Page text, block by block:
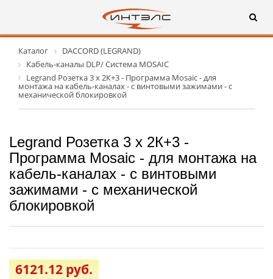
Каталог
DACCORD (LEGRAND)
Кабель-каналы DLP/ Система MOSAIC
Legrand Розетка 3 х 2К+3 - Программа Mosaic - для
монтажа на кабель-каналах - с винтовыми зажимами - с
механической блокировкой
Legrand Розетка 3 х 2К+3 -
Программа Mosaic - для монтажа на
кабель-каналах - с винтовыми
зажимами - с механической
блокировкой
6121.12 руб.